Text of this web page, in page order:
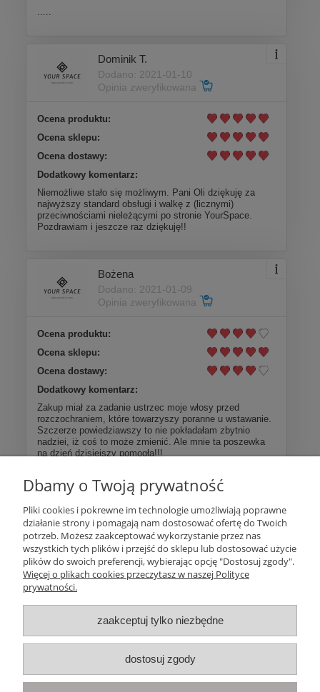
Dominik T.
Dodano: 2021-01-10
Opinia zweryfikowana
Ocena produktu:
Ocena sklepu:
Ocena dostawy:
Dodatkowy komentarz:
Niemożliwe stało się możliwym. Pani Oli dziękuję za
najwyższy standard obsługi i walkę z (licznymi)
przeciwnościami nieleżącymi po stronie YourSpace.
Pozdrawiam i jeszcze raz dziękuję!!
Bożena
Dodano: 2021-01-09
Opinia zweryfikowana
Ocena produktu:
Ocena sklepu:
Ocena dostawy:
Dodatkowy komentarz:
Zakup miał za zadanie ustrzec moje włosy przed
rozczochraniem, które towarzyszy poranne u wstawanie.
Szczerze powiedziawszy to nie pokładałam zbytnio
nadziei, iż coś to może zmienić. Ale mnie ta poszewka
na dzień dzisiejszy pomogła!!!
Więcej opinii
Pomoc
Moje konto
Płatności i dostawa
Informacje
O nas
Dbamy o Twoją prywatność
Pliki cookies i pokrewne im technologie umożliwiają poprawne
działanie strony i pomagają nam dostosować ofertę do Twoich
potrzeb. Możesz zaakceptować wykorzystanie przez nas
wszystkich tych plików i przejść do sklepu lub dostosować użycie
plików do swoich preferencji, wybierając opcję "Dostosuj zgody".
Więcej o plikach cookies przeczytasz w naszej Polityce
prywatności.
zaakceptuj tylko niezbędne
dostosuj zgody